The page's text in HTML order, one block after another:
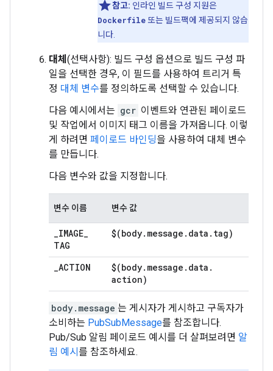
참고: 인라인 빌드 구성 지원은
Dockerfile 또는 빌드팩에 제공되지 않습
니다.
대체 (선택사항): 빌드 구성 옵션으로 빌드 구성 파
일을 선택한 경우, 이 필드를 사용하여 트리거 특
정 대체 변수를 정의하도록 선택할 수 있습니다.
다음 예시에서는 gcr 이벤트와 연관된 페이로드
및 작업에서 이미지 태그 이름을 가져옵니다. 이렇
게 하려면 페이로드 바인딩을 사용하여 대체 변수
를 만듭니다.
다음 변수와 값을 지정합니다.
변수 이름 변수 값
_IMAGE_
TAG
$(body. message . data . tag)
_ACTION $(body. message . data .
action)
body.message 는 게시자가 게시하고 구독자가
소비하는 PubSubMessage를 참조합니다.
Pub/Sub 알림 페이로드 예시를 더 살펴보려면 알
림 예시 를 참조하세요.